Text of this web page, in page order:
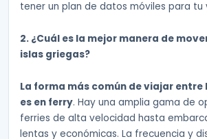
tener un plan de datos móviles para tu
2. ¿Cuál es la mejor manera de
islas griegas?
La forma más común de viajar entre
es en ferry. Hay una amplia gama de
ferries de alta velocidad hasta
lentas y económicas. La frecuencia y